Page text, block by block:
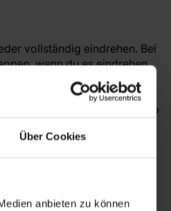
Über Cookies
anbieten zu können
vollständig eindrehen. Bei
wenn du es eindrehen.
gelöst, damit das Rad
des Rades genau in die
oder herunterfallen kann. So
Beleuchtung und die
anschließen. Bei